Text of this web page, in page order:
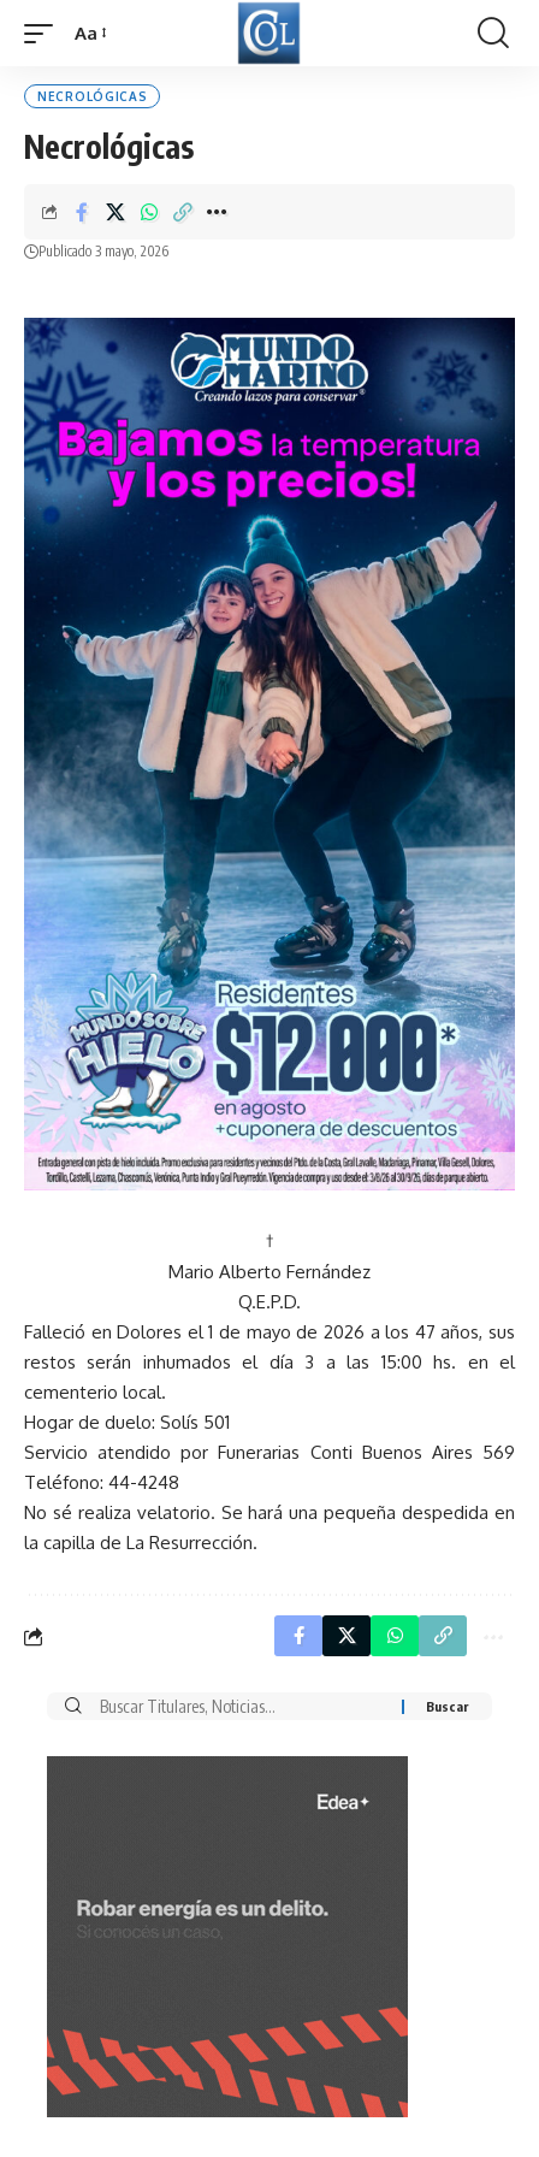
Font
Aa
NECROLÓGICAS
Necrológicas
Publicado 3 mayo, 2026
†
Mario Alberto Fernández
Q.E.P.D.
Falleció en Dolores el 1 de mayo de 2026 a los 47 años, sus
restos serán inhumados el día 3 a las 15:00 hs. en el
cementerio local.
Hogar de duelo: Solís 501
Servicio atendido por Funerarias Conti Buenos Aires 569
Teléfono: 44-4248
No sé realiza velatorio. Se hará una pequeña despedida en
la capilla de La Resurrección.
Buscar